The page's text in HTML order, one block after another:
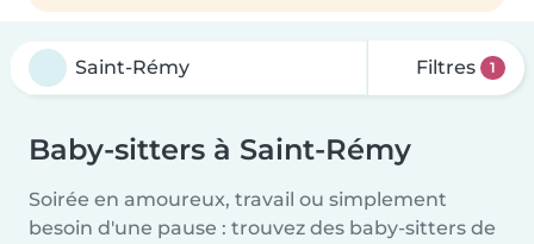
Filtres 1
Baby-sitters à Saint-Rémy
Soirée en amoureux, travail ou simplement
besoin d'une pause : trouvez des baby-sitters de